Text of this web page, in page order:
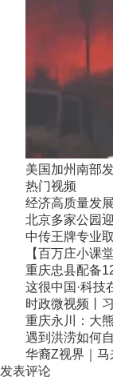
美国加州南部
热门视频
经济高质量发
北京多家公园
中传王牌专业
【百万庄小课
重庆忠县配备
这很中国·科技
时政微视频丨
重庆永川：大
遇到洪涝如何
华裔Z视界｜
发表评论